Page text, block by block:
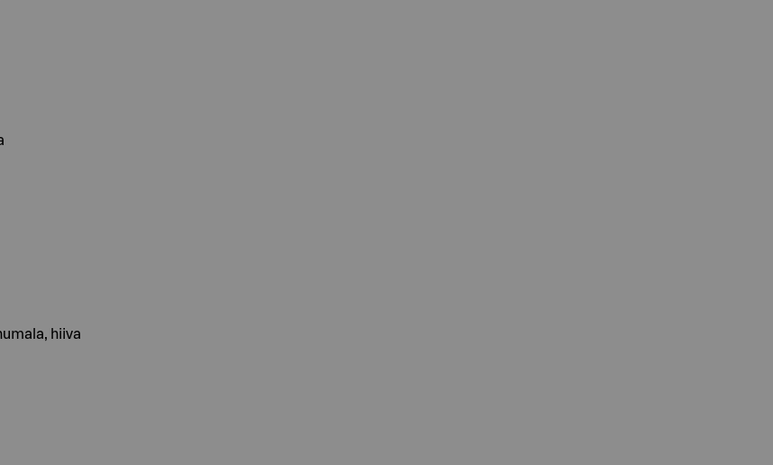
hiiva